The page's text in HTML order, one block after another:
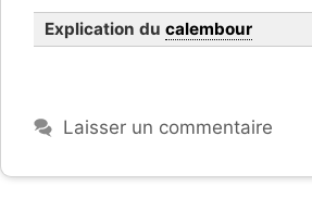
Explication du calembour
Laisser un commentaire